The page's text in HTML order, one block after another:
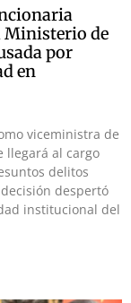
Ministerio de
por
en
viceministra de
llegará al cargo
delitos
despertó
institucional del